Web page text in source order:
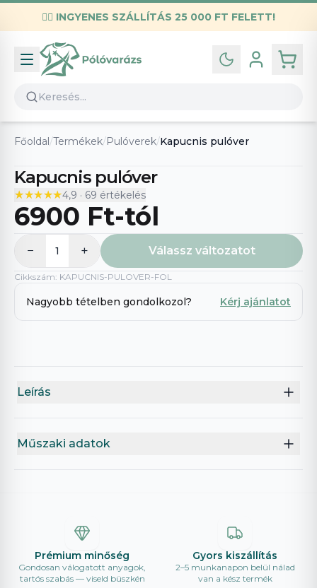
✌🏼 INGYENES SZÁLLÍTÁS 25 000 FT FELETT!
Infó
Kapcsolat
GYIK
Általános szerződési feltételek
Adatvédelmi nyilatkozat
Főoldal /Termékek/Pulóverek/Kapucnis pulóver
Kapucnis pulóver
★★★★★
★★★★★4,9 · 69 értékelés
6900 Ft-tól
− 1 + Válassz változatot
Cikkszám: KAPUCNIS-PULOVER-FOL
Nagyobb tételben gondolkozol? Kérj ajánlatot
Leírás
Műszaki adatok
Prémium minőség
Gondosan válogatott anyagok,
tartós szabás — viseld büszkén
Gyors kiszállítás
2–5 munkanapon belül nálad
van a kész termék